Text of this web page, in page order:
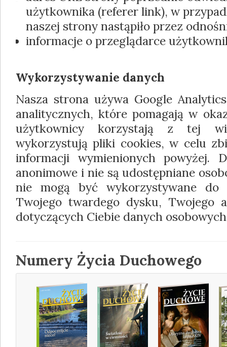
użytkownika (referer link), w
naszej strony nastąpiło przez
informacje o przeglądarce
Wykorzystywanie danych
Nasza strona używa Google
analitycznych, które pomagają w
użytkownicy korzystają z tej
wykorzystują pliki cookies, w celu
informacji wymienionych powyżej.
anonimowe i nie są udostępniane
nie mogą być wykorzystywane do
Twojego twardego dysku, Twojego
dotyczących Ciebie danych
Numery Życia Duchowego